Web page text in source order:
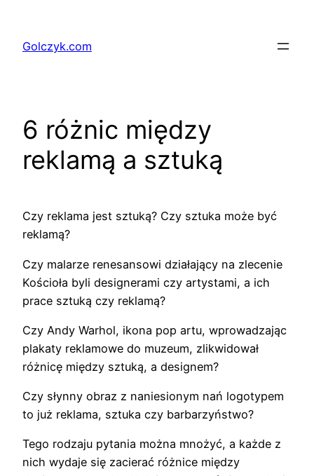
treściGolczyk.com
6 różnic między
reklamą a sztuką
Czy reklama jest sztuką? Czy sztuka może być
reklamą?
Czy malarze renesansowi działający na zlecenie
Kościoła byli designerami czy artystami, a ich
prace sztuką czy reklamą?
Czy Andy Warhol, ikona pop artu, wprowadzając
plakaty reklamowe do muzeum, zlikwidował
różnicę między sztuką, a designem?
Czy słynny obraz z naniesionym nań logotypem
to już reklama, sztuka czy barbarzyństwo?
Tego rodzaju pytania można mnożyć, a każde z
nich wydaje się zacierać różnice między